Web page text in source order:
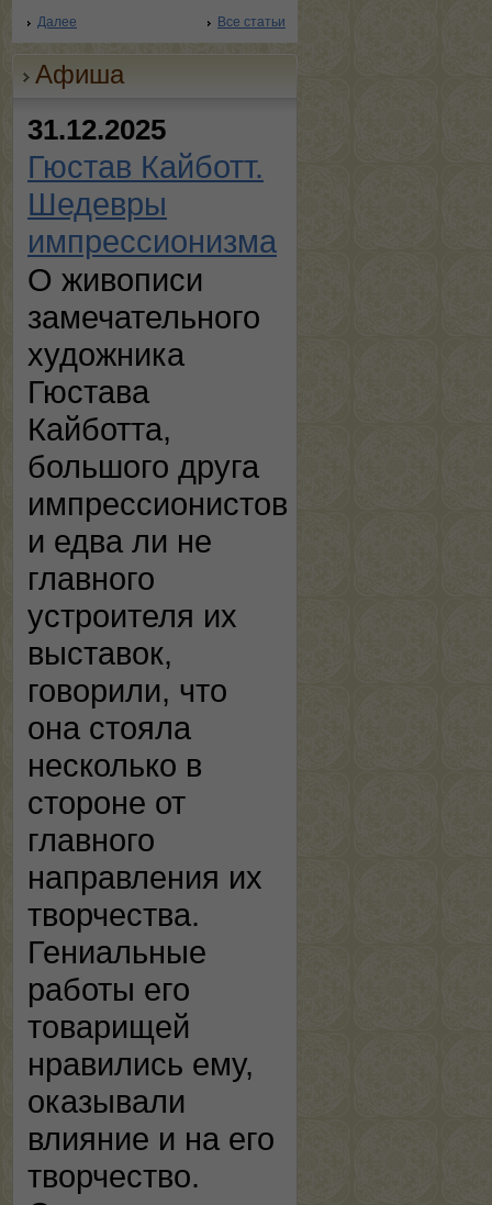
Далее Все статьи
Афиша
31.12.2025
Гюстав Кайботт.
Шедевры
импрессионизма
О живописи
замечательного
художника
Гюстава
Кайботта,
большого друга
импрессионистов
и едва ли не
главного
устроителя их
выставок,
говорили, что
она стояла
несколько в
стороне от
главного
направления их
творчества.
Гениальные
работы его
товарищей
нравились ему,
оказывали
влияние и на его
творчество.